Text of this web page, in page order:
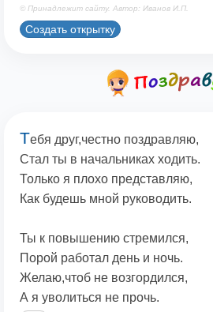
© Принадлежит сайту. Автор: Иванов И.П.
Создать открытку
Тебя друг,честно поздравляю,
Стал ты в начальниках ходить.
Только я плохо представляю,
Как будешь мной руководить.
Ты к повышению стремился,
Порой работал день и ночь.
Желаю,чтоб не возгордился,
А я уволиться не прочь.